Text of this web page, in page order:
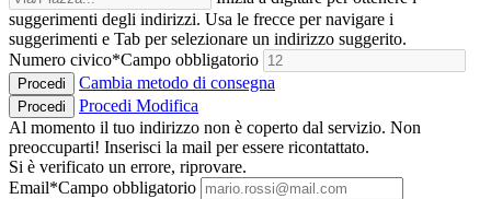
suggerimenti degli indirizzi. Usa le frecce per navigare i
suggerimenti e Tab per selezionare un indirizzo suggerito.
Numero civico*Campo obbligatorio
Procedi Cambia metodo di consegna
Procedi Procedi Modifica
Al momento il tuo indirizzo non è coperto dal servizio. Non
preoccuparti! Inserisci la mail per essere ricontattato.
Si è verificato un errore, riprovare.
Email*Campo obbligatorio